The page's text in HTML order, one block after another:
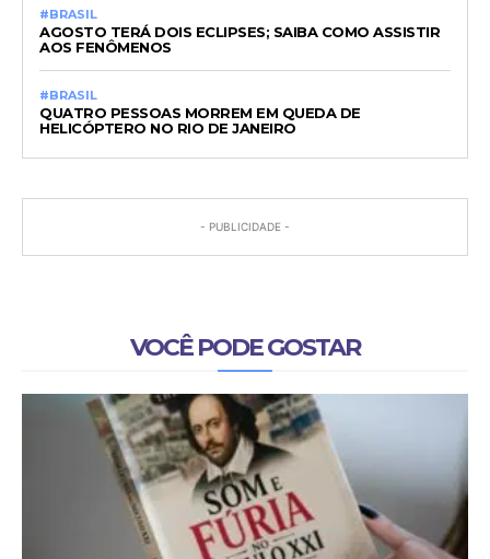
#BRASIL
AGOSTO TERÁ DOIS ECLIPSES; SAIBA COMO ASSISTIR
AOS FENÔMENOS
#BRASIL
QUATRO PESSOAS MORREM EM QUEDA DE
HELICÓPTERO NO RIO DE JANEIRO
- PUBLICIDADE -
VOCÊ PODE GOSTAR